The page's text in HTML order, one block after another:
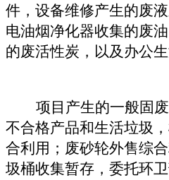
件，设备维修产生的废
电油烟净化器收集的废
的废活性炭，以及办公生
项目产生的一般固
不合格产品和生活垃圾
合利用；废砂轮外售综
圾桶收集暂存，委托环卫